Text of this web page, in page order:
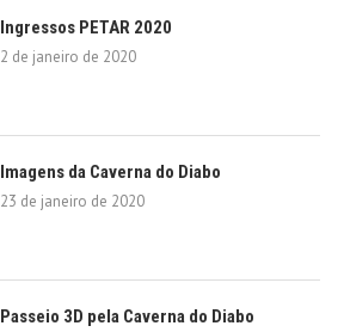
Ingressos PETAR 2020
2 de janeiro de 2020
Imagens da Caverna do Diabo
23 de janeiro de 2020
Passeio 3D pela Caverna do Diabo